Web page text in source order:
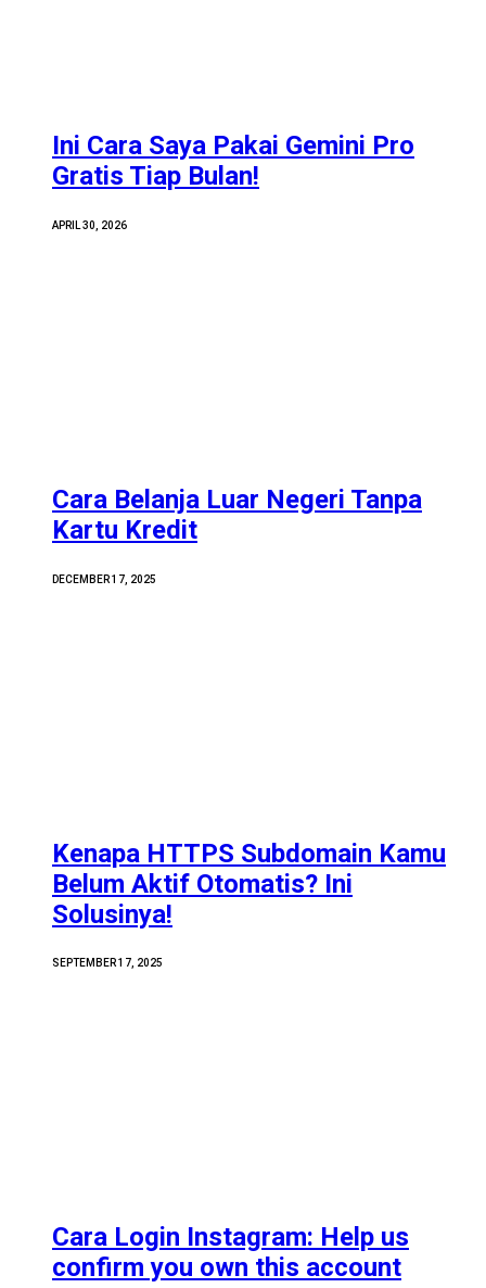
Ini Cara Saya Pakai Gemini Pro
Gratis Tiap Bulan!
APRIL 30, 2026
Cara Belanja Luar Negeri Tanpa
Kartu Kredit
DECEMBER 17, 2025
Kenapa HTTPS Subdomain Kamu
Belum Aktif Otomatis? Ini
Solusinya!
SEPTEMBER 17, 2025
Cara Login Instagram: Help us
confirm you own this account